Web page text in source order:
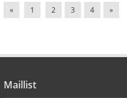
« 1 2 3 4 »
Maillist